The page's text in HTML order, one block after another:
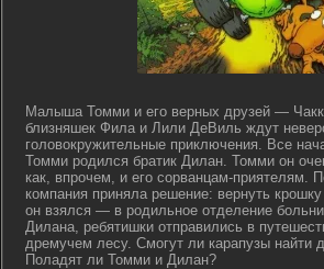
Малыша Томми и его верных друзей —
близняшек Фила и Лили ДеВиль ждут
головокружительные приключения. Все
Томми родился братик Дилан. Томми он
как, впрочем, и его сорванцам-приятелям.
компания приняла решение: вернуть
он взялся — в родильное отделение
Дилана, ребятишки отправились в
дремучем лесу. Смогут ли карапузы найти
Поладят ли Томми и Дилан?